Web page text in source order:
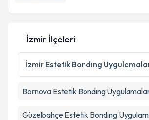
İzmir İlçeleri
İzmir Estetik Bondıng
Bornova Estetik Bondıng
Güzelbahçe Estetik Bondıng